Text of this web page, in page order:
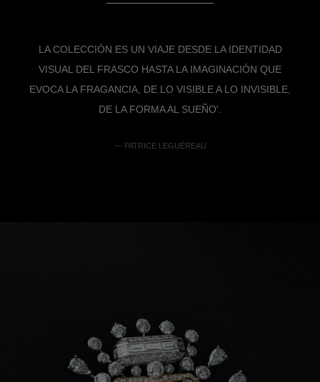
LA COLECCIÓN ES UN VIAJE DESDE LA IDENTIDAD
VISUAL DEL FRASCO HASTA LA IMAGINACIÓN QUE
EVOCA LA FRAGANCIA, DE LO VISIBLE A LO INVISIBLE,
DE LA FORMA AL SUEÑO'.
— PATRICE LEGUÉREAU